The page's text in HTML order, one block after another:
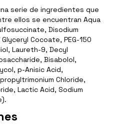
serie de ingredientes que
ellos se encuentran Aqua
Disodium
Cocoate, PEG-150
Laureth-9, Decyl
Bisabolol,
p-Anisic Acid,
Chloride,
Lactic Acid, Sodium